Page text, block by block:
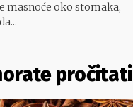
masnoće oko stomaka,
pročitati